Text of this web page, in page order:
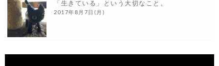
「生きている」という大切なこと。
2017年8月7日(月)